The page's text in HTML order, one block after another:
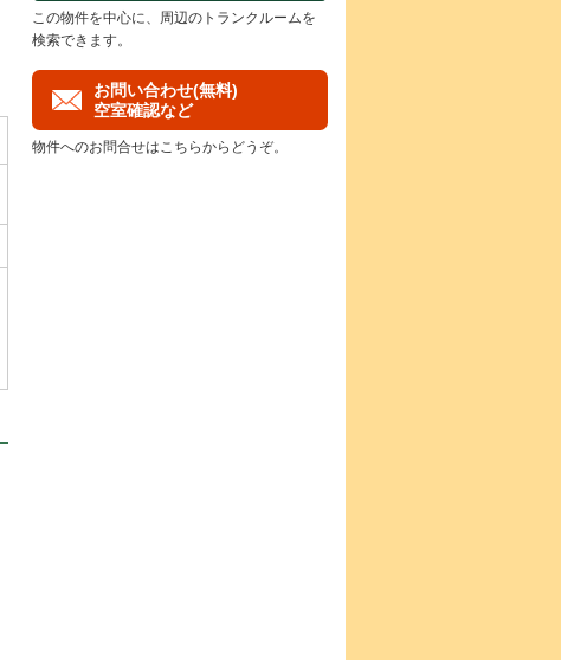
この物件を中心に、周辺のトランクルームを
検索できます。
お問い合わせ(無料)
空室確認など
物件へのお問合せはこちらからどうぞ。